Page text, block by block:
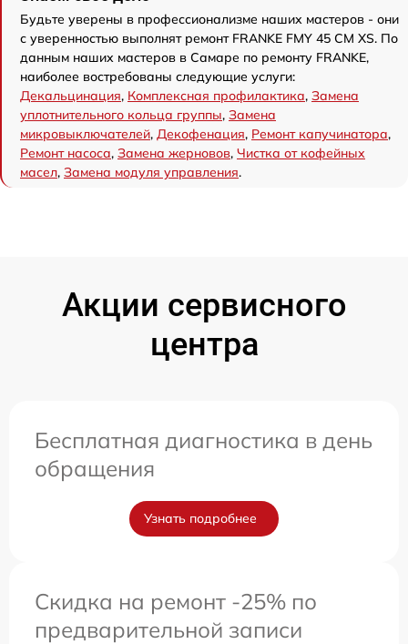
Будьте уверены в профессионализме наших мастеров - они
с уверенностью выполнят ремонт FRANKE FMY 45 CM XS. По
данным наших мастеров в Самаре по ремонту FRANKE,
наиболее востребованы следующие услуги:
Декальцинация, Комплексная профилактика, Замена
уплотнительного кольца группы, Замена
микровыключателей, Декофенация, Ремонт капучинатора,
Ремонт насоса, Замена жерновов, Чистка от кофейных
масел, Замена модуля управления.
Акции сервисного
центра
Бесплатная диагностика в день
обращения
Узнать подробнее
Скидка на ремонт -25% по
предварительной записи